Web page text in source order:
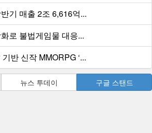
기 매출 2조 6,616억...
로 불법게임물 대응...
반 신작 MMORPG ‘...
뉴스 투데이 구글 스탠드